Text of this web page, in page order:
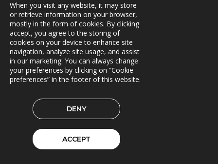
Q3 utvecklas vidare
2021-10-22
Triona 30 år
2021-10-18
Ny version av TNE
Ny version av Transport Routing Engine
FleetControl till Region Västmanland (VL)
When you visit any website, it may store
or retrieve information on your browser,
mostly in the form of cookies. By clicking
accept, you agree to the storing of
cookies on your device to enhance site
navigation, analyze site usage, and assist
in our marketing. You can always change
your preferences by clicking on “Cookie
preferences” in the footer of this website.
DENY
ACCEPT